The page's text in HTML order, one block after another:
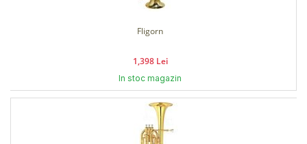
Fligorn
1,398 Lei
In stoc magazin